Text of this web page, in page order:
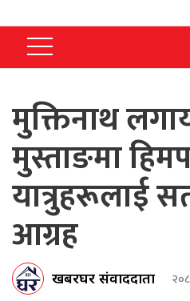
मुक्तिनाथ
मुस्ताङमा
यात्रुहरूलाई
आग्रह
खबरघर संवाददाता